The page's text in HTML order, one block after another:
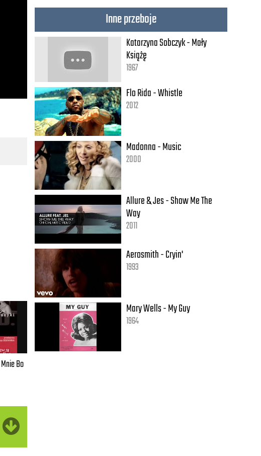
Bo
Inne przeboje
Katarzyna Sobczyk - Mały
Książę
1967
Flo Rida - Whistle
2012
Madonna - Music
2000
Allure & Jes - Show Me The
Way
2011
Aerosmith - Cryin'
1993
Mary Wells - My Guy
1964